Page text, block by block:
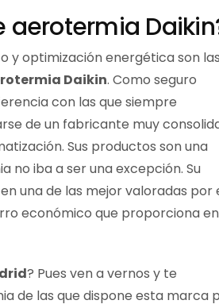
aerotermia
y optimización energética son las
Daikin. Como seguro
con las que siempre
de un fabricante muy
Sus productos son una
no iba a ser una excepción. Su
una de las mejor valoradas por
económico que proporciona
? Pues ven a vernos y te
de las que dispone esta marca